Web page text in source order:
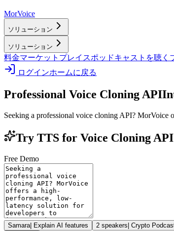
MorVoice
ソリューション
ソリューション
料金マーケットプレイスポッドキャストを聴く
ログインホームに戻る
Professional Voice Cloning API
Seeking a professional voice cloning API? MorVoice
Try TTS for Voice Cloning
Free Demo
Samara| Explain AI features 2 speakers| Crypto